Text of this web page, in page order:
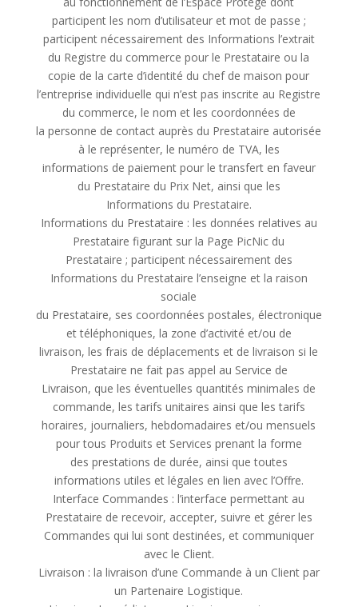
participent les nom d’utilisateur et mot de passe ;
participent nécessairement des Informations l’extrait
du Registre du commerce pour le Prestataire ou la
copie de la carte d’identité du chef de maison pour
l’entreprise individuelle qui n’est pas inscrite au Registre
du commerce, le nom et les coordonnées de
la personne de contact auprès du Prestataire autorisée
à le représenter, le numéro de TVA, les
informations de paiement pour le transfert en faveur
du Prestataire du Prix Net, ainsi que les
Informations du Prestataire.
Informations du Prestataire : les données relatives au
Prestataire figurant sur la Page PicNic du
Prestataire ; participent nécessairement des
Informations du Prestataire l’enseigne et la raison
sociale
du Prestataire, ses coordonnées postales, électronique
et téléphoniques, la zone d’activité et/ou de
livraison, les frais de déplacements et de livraison si le
Prestataire ne fait pas appel au Service de
Livraison, que les éventuelles quantités minimales de
commande, les tarifs unitaires ainsi que les tarifs
horaires, journaliers, hebdomadaires et/ou mensuels
pour tous Produits et Services prenant la forme
des prestations de durée, ainsi que toutes
informations utiles et légales en lien avec l’Offre.
Interface Commandes : l’interface permettant au
Prestataire de recevoir, accepter, suivre et gérer les
Commandes qui lui sont destinées, et communiquer
avec le Client.
Livraison : la livraison d’une Commande à un Client par
un Partenaire Logistique.